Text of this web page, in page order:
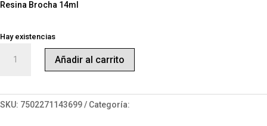
Resina Brocha 14ml
Hay existencias
Brocha
Añadir al carrito
SKU: 7502271143699 Categoría: